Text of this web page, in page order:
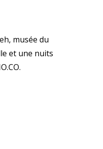
musée du
et une nuits